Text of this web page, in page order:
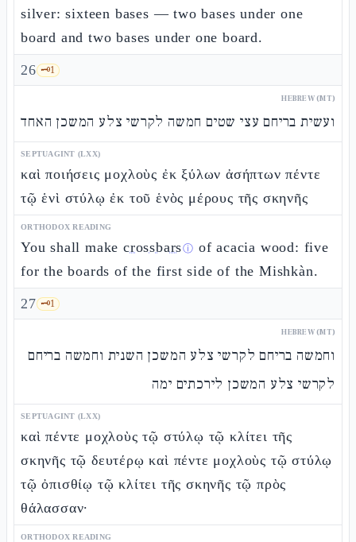
silver: sixteen bases — two bases under one
board and two bases under one board.
26 🗝️1
HEBREW (MT)
ועשית בריחם עצי שטים חמשה לקרשי צלע המשכן האחד
SEPTUAGINT (LXX)
καὶ ποιήσεις μοχλοὺς ἐκ ξύλων ἀσήπτων πέντε
τῷ ἑνὶ στύλῳ ἐκ τοῦ ἑνὸς μέρους τῆς σκηνῆς
ORTHODOX READING
You shall makecrossbarsⓘ of acacia wood: five
for the boards of the first side of the Mishkàn.
27 🗝️1
HEBREW (MT)
וחמשה בריחם לקרשי צלע המשכן השנית וחמשה בריחם
לקרשי צלע המשכן לירכתים ימה
SEPTUAGINT (LXX)
καὶ πέντε μοχλοὺς τῷ στύλῳ τῷ κλίτει τῆς
σκηνῆς τῷ δευτέρῳ καὶ πέντε μοχλοὺς τῷ στύλῳ
τῷ ὀπισθίῳ τῷ κλίτει τῆς σκηνῆς τῷ πρὸς
θάλασσαν·
ORTHODOX READING